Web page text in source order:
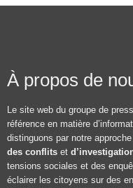
À propos de
Le site web du groupe de
référence en matière
distinguons par notre
des conflits et
tensions sociales et des
éclairer les citoyens sur des